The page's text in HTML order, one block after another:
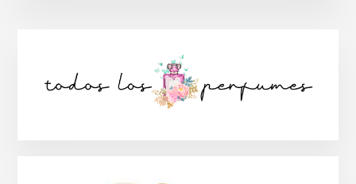
lateral